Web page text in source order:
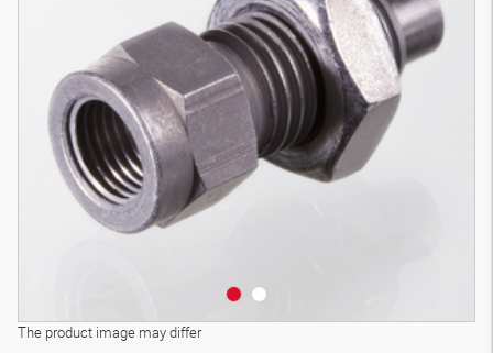
The product image may differ